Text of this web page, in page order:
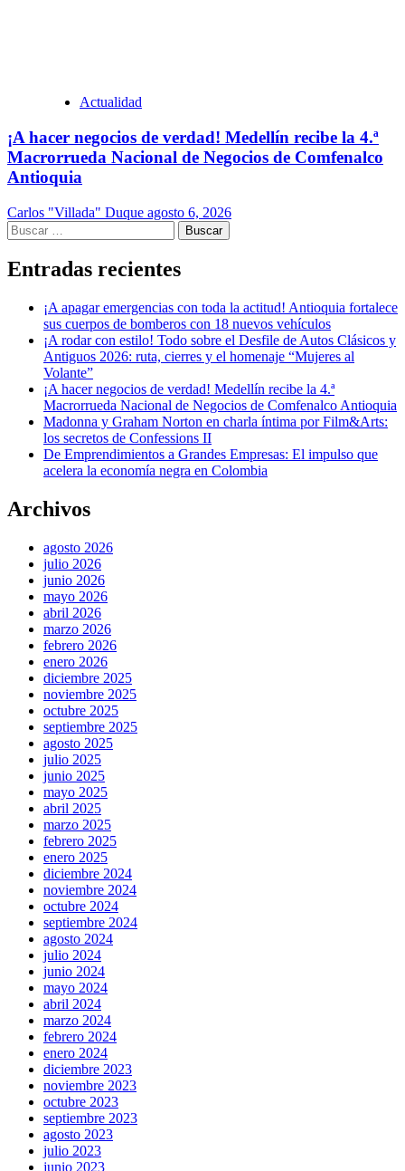
Actualidad
¡A hacer negocios de verdad! Medellín recibe la 4.ª
Macrorrueda Nacional de Negocios de Comfenalco
Antioquia
Carlos "Villada" Duque agosto 6, 2026
Buscar:
Entradas recientes
¡A apagar emergencias con toda la actitud! Antioquia fortalece
sus cuerpos de bomberos con 18 nuevos vehículos
¡A rodar con estilo! Todo sobre el Desfile de Autos Clásicos y
Antiguos 2026: ruta, cierres y el homenaje “Mujeres al
Volante”
¡A hacer negocios de verdad! Medellín recibe la 4.ª
Macrorrueda Nacional de Negocios de Comfenalco Antioquia
Madonna y Graham Norton en charla íntima por Film&Arts:
los secretos de Confessions II
De Emprendimientos a Grandes Empresas: El impulso que
acelera la economía negra en Colombia
Archivos
agosto 2026
julio 2026
junio 2026
mayo 2026
abril 2026
marzo 2026
febrero 2026
enero 2026
diciembre 2025
noviembre 2025
octubre 2025
septiembre 2025
agosto 2025
julio 2025
junio 2025
mayo 2025
abril 2025
marzo 2025
febrero 2025
enero 2025
diciembre 2024
noviembre 2024
octubre 2024
septiembre 2024
agosto 2024
julio 2024
junio 2024
mayo 2024
abril 2024
marzo 2024
febrero 2024
enero 2024
diciembre 2023
noviembre 2023
octubre 2023
septiembre 2023
agosto 2023
julio 2023
junio 2023